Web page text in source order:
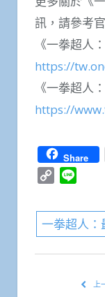
訊，請參考
《一拳超人
https://
《一拳超人
https://
Share
Copy
一拳超人：
上